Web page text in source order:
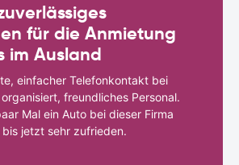
für die Anmietung
im Ausland
einfacher Telefonkontakt bei
freundliches Personal.
Mal ein Auto bei dieser Firma
jetzt sehr zufrieden.